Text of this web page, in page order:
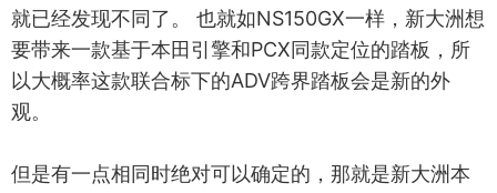
就已经发现不同了。 也就如NS150GX一样，新大洲想
要带来一款基于本田引擎和PCX同款定位的踏板，所
以大概率这款联合标下的ADV跨界踏板会是新的外
观。
但是有一点相同时绝对可以确定的，那就是新大洲本